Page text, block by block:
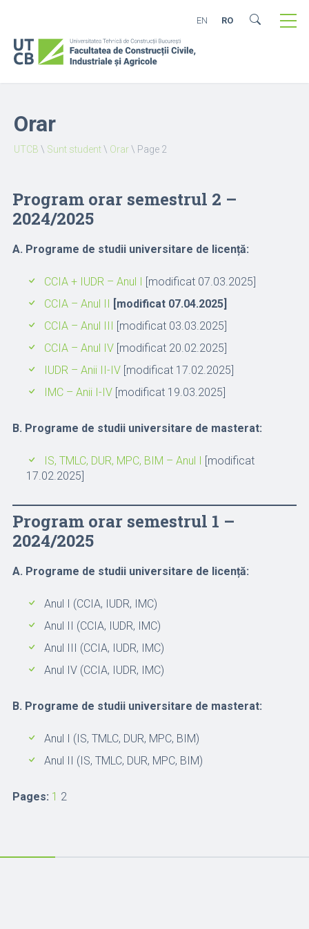
EN RO
Orar
UTCB \ Sunt student\ Orar\ Page 2
Program orar semestrul 2 –
2024/2025
A. Programe de studii universitare de licență:
CCIA + IUDR – Anul I [modificat 07.03.2025]
CCIA – Anul II [modificat 07.04.2025]
CCIA – Anul III [modificat 03.03.2025]
CCIA – Anul IV[modificat 20.02.2025]
IUDR – Anii II-IV[modificat 17.02.2025]
IMC – Anii I-IV[modificat 19.03.2025]
B. Programe de studii universitare de masterat:
IS, TMLC, DUR, MPC, BIM – Anul I [modificat
17.02.2025]
Program orar semestrul 1 –
2024/2025
A. Programe de studii universitare de licență:
Anul I (CCIA, IUDR, IMC)
Anul II (CCIA, IUDR, IMC)
Anul III (CCIA, IUDR, IMC)
Anul IV (CCIA, IUDR, IMC)
B. Programe de studii universitare de masterat:
Anul I (IS, TMLC, DUR, MPC, BIM)
Anul II (IS, TMLC, DUR, MPC, BIM)
Pages: 1 2